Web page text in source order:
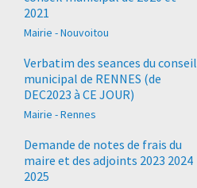
2021
Mairie - Nouvoitou
Verbatim des seances du conseil
municipal de RENNES (de
DEC2023 à CE JOUR)
Mairie - Rennes
Demande de notes de frais du
maire et des adjoints 2023 2024
2025